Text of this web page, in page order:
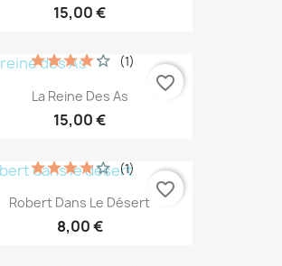
15,00 €
La Reine Des As
15,00 €
(1)
favorite_border
Robert Dans Le Désert
8,00 €
(1)
favorite_border